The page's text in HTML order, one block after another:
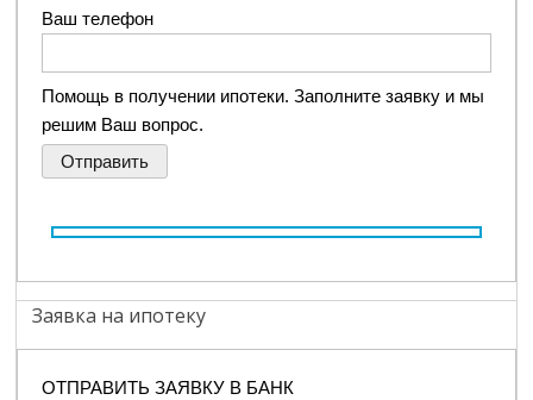
Ваш телефон
Помощь в получении ипотеки. Заполните заявку и мы
решим Ваш вопрос.
Заявка на ипотеку
ОТПРАВИТЬ ЗАЯВКУ В БАНК